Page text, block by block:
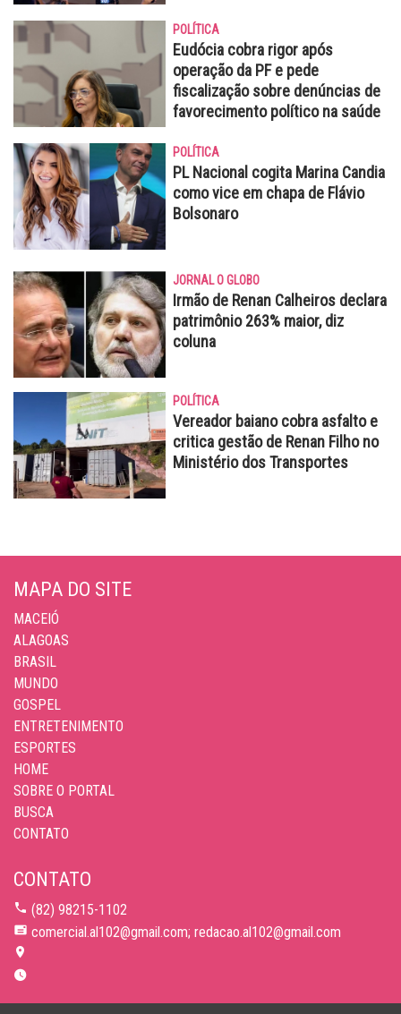
POLÍTICA
Eudócia cobra rigor após
operação da PF e pede
fiscalização sobre denúncias de
favorecimento político na saúde
POLÍTICA
PL Nacional cogita Marina Candia
como vice em chapa de Flávio
Bolsonaro
JORNAL O GLOBO
Irmão de Renan Calheiros declara
patrimônio 263% maior, diz
coluna
POLÍTICA
Vereador baiano cobra asfalto e
critica gestão de Renan Filho no
Ministério dos Transportes
MAPA DO SITE
MACEIÓ
ALAGOAS
BRASIL
MUNDO
GOSPEL
ENTRETENIMENTO
ESPORTES
HOME
SOBRE O PORTAL
BUSCA
CONTATO
CONTATO
(82) 98215-1102
comercial.al102@gmail.com; redacao.al102@gmail.com